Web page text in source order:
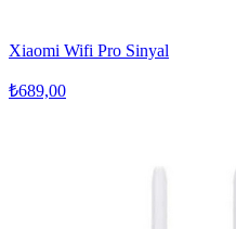
Xiaomi Wifi Pro Sinyal
₺689,00